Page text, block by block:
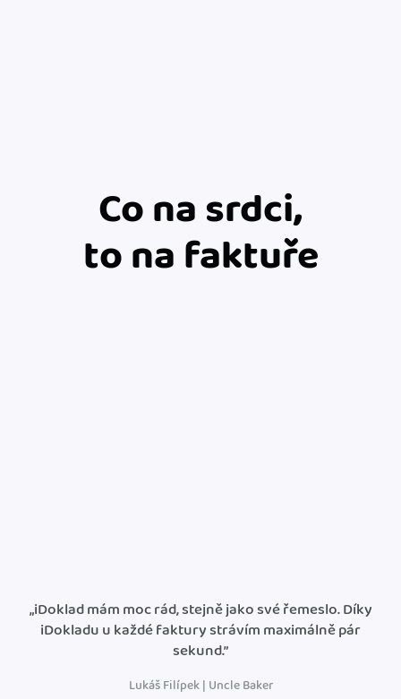
Co na srdci,
to na faktuře
„iDoklad mám moc rád, stejně jako své řemeslo. Díky
iDokladu u každé faktury strávím maximálně pár
sekund.”
Lukáš Filípek | Uncle Baker